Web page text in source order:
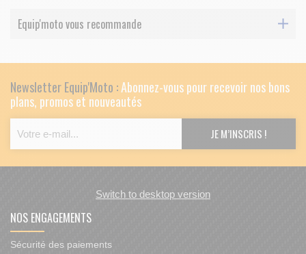
Equip'moto vous recommande
Newsletter Equip'Moto :Abonnez-vous pour recevoir nos bons
plans, promos et nouveautés
Switch to desktop version
NOS ENGAGEMENTS
Sécurité des paiements